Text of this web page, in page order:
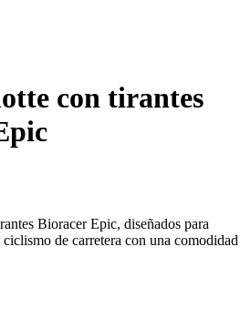
con tirantes
Bioracer Epic, diseñados para
de carretera con una comodidad